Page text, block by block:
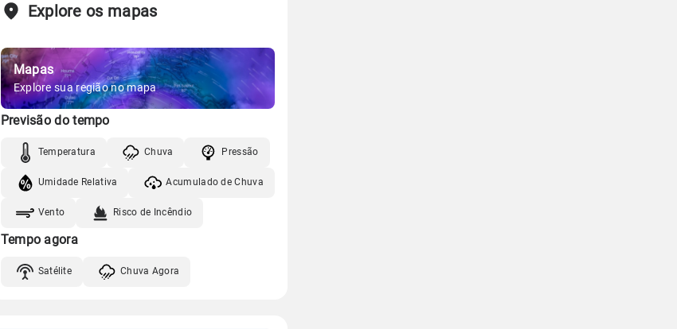
Explore os mapas
Mapas
Explore sua região no mapa
Previsão do tempo
Temperatura Chuva Pressão
Umidade Relativa Acumulado de Chuva
Vento Risco de Incêndio
Tempo agora
Satélite Chuva Agora